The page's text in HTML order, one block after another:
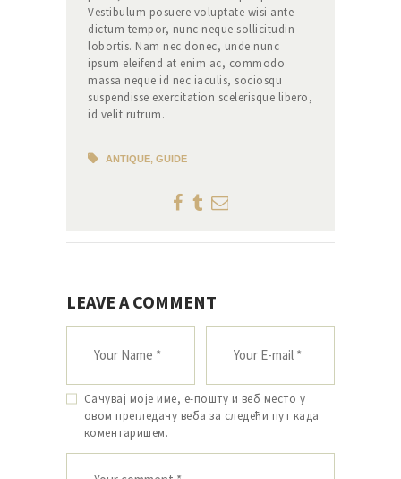
Vestibulum posuere voluptate wisi ante
dictum tempor, nunc neque sollicitudin
lobortis. Nam nec donec, unde nunc
ipsum eleifend at enim ac, commodo
massa neque id nec iaculis, sociosqu
suspendisse exercitation scelerisque libero,
id velit rutrum.
ANTIQUE, GUIDE
LEAVE A COMMENT
Сачувај моје име, е-пошту и веб место у
овом прегледачу веба за следећи пут када
коментаришем.